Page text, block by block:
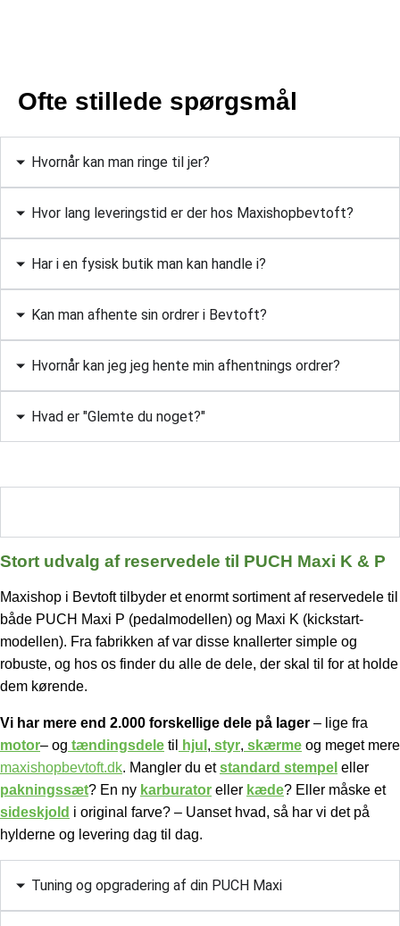
Ofte stillede spørgsmål
Hvornår kan man ringe til jer?
Hvor lang leveringstid er der hos Maxishopbevtoft?
Har i en fysisk butik man kan handle i?
Kan man afhente sin ordrer i Bevtoft?
Hvornår kan jeg jeg hente min afhentnings ordrer?
Hvad er "Glemte du noget?"
Stort udvalg af reservedele til PUCH Maxi K & P
Maxishop i Bevtoft tilbyder et enormt sortiment af reservedele til
både PUCH Maxi P (pedalmodellen) og Maxi K (kickstart-
modellen). Fra fabrikken af var disse knallerter simple og
robuste, og hos os finder du alle de dele, der skal til for at holde
dem kørende.
Vi har mere end 2.000 forskellige dele på lager – lige fra
motor– og tændingsdele til hjul , styr, skærme og meget mere
maxishopbevtoft.dk. Mangler du etstandard stempel eller
pakningssæt? En ny karburator eller kæde? Eller måske et
sideskjold i original farve? – Uanset hvad, så har vi det på
hylderne og levering dag til dag.
Tuning og opgradering af din PUCH Maxi